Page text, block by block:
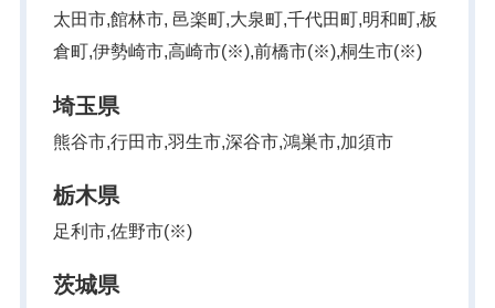
太田市,館林市, 邑楽町,大泉町,千代田町,明和町,板
倉町,伊勢崎市,高崎市(※),前橋市(※),桐生市(※)
埼玉県
熊谷市,行田市,羽生市,深谷市,鴻巣市,加須市
栃木県
足利市,佐野市(※)
茨城県